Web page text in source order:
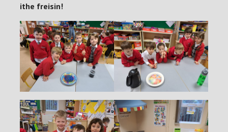
ithe freisin!